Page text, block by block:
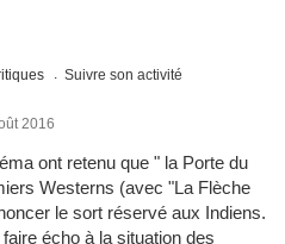
Suivre son activité
2016
ont retenu que " la Porte du
Westerns (avec "La Flèche
le sort réservé aux Indiens.
écho à la situation des